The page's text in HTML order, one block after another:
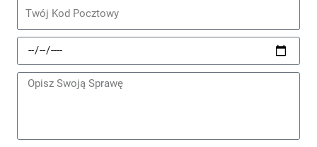
Pocztowy
Data
Zdarzenia
Wiadomość